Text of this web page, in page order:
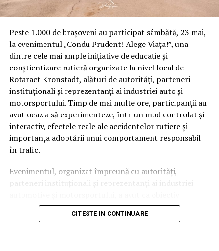
Peste 1.000 de brașoveni au participat sâmbătă, 23 mai,
la evenimentul „Condu Prudent! Alege Viața!”, una
dintre cele mai ample inițiative de educație și
conștientizare rutieră organizate la nivel local de
Rotaract Kronstadt, alături de autorități, parteneri
instituționali și reprezentanți ai industriei auto și
motorsportului. Timp de mai multe ore, participanții au
avut ocazia să experimenteze, într-un mod controlat și
interactiv, efectele reale ale accidentelor rutiere și
importanța adoptării unui comportament responsabil
în trafic.
Evenimentul, organizat împreună cu autorități,
parteneri instituționali și reprezentanți ai industriei
principal transformarea prevenției într-o experiență
practică și accesibilă publicului larg.
CITESTE IN CONTINUARE